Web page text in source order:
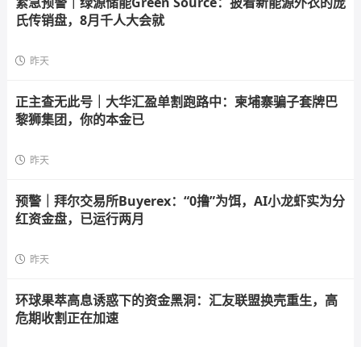
氏传销盘，8月千人大会就
昨天
正主查无此号｜大华汇盈单割跑路中：柬埔寨骗子套牌巴
黎狮集团，你的本金已
昨天
预警｜拜尔交易所Buyerex：“0撸”为饵，AI小龙虾实为分
红资金盘，已运行两月
昨天
环球果萃高息诱惑下的资金黑洞：汇友联盟换壳重生，高
危期收割正在加速